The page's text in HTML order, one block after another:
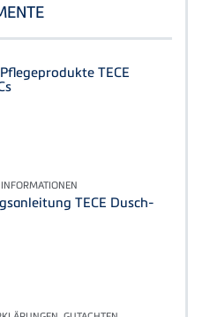
TECE
TECE Dusch-